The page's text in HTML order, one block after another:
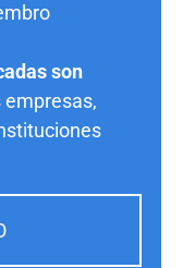
son
empresas,